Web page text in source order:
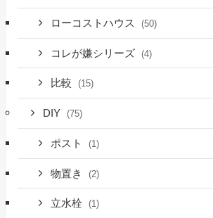
ローコストハウス (50)
コレが嫌シリーズ (4)
比較 (15)
DIY (75)
ポスト (1)
物置き (2)
立水栓 (1)